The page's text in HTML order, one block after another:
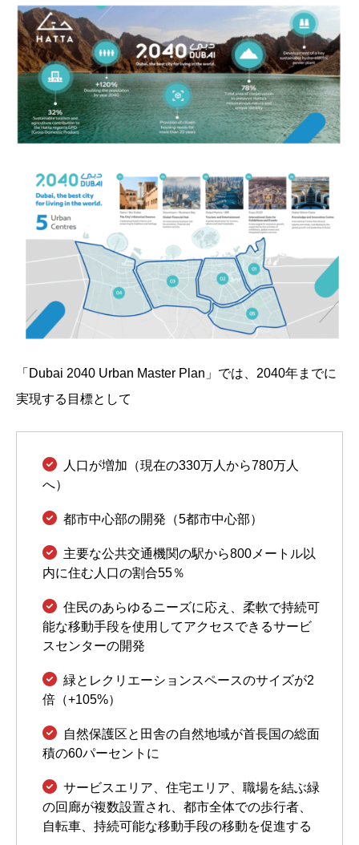
「Dubai 2040 Urban Master Plan」では、2040年までに
実現する目標として
人口が増加（現在の330万人から780万人
へ）
都市中心部の開発（5都市中心部）
主要な公共交通機関の駅から800メートル以
内に住む人口の割合55％
住民のあらゆるニーズに応え、柔軟で持続可
能な移動手段を使用してアクセスできるサービ
スセンターの開発
緑とレクリエーションスペースのサイズが2
倍（+105%）
自然保護区と田舎の自然地域が首長国の総面
積の60パーセントに
サービスエリア、住宅エリア、職場を結ぶ緑
の回廊が複数設置され、都市全体での歩行者、
自転車、持続可能な移動手段の移動を促進する